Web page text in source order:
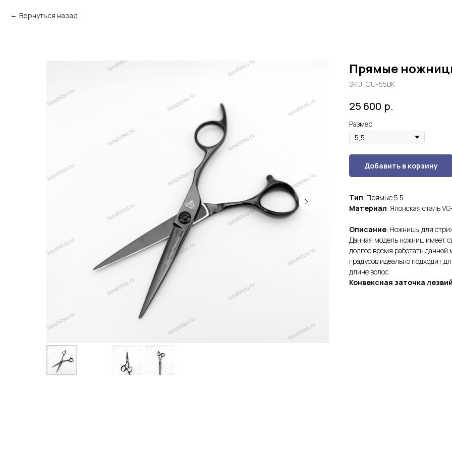
Вернуться назад
Прямые
SKU: CU-55BK
25 600 р.
Размер
Добавить в корзину
Тип: Прямые 5.5
Материал: Японская сталь
Описание: Ножницы для
Данная модель ножниц имеет
долгое время работать
градусов идеально подходит
длине волос.
Конвексная заточка